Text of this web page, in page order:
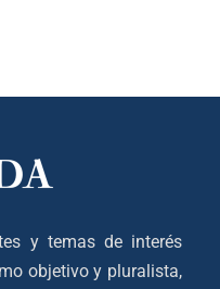
y temas de interés
objetivo y pluralista,